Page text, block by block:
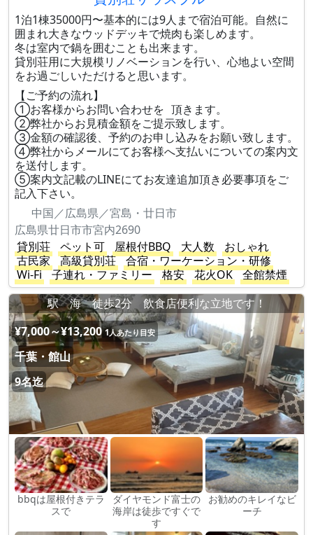
1泊1棟35000円〜基本的には9人まで宿泊可能。自然に
囲まれ大きなウッドデッキで焼肉も楽しめます。
冬は室内で鍋を囲むことも出来ます。
貸別荘用に大規模リノベーションを行い、心地よい空間
をお過ごしいただけると思います。
【ご予約の流れ】
①お客様からお問い合わせを 頂きます。
②弊社からお見積金額をご提示致します。
③金額の確認後、予約のお申し込みをお願い致します。
④弊社からメールにてお客様へ支払いについての案内文
を送付します。
⑤案内文記載のLINEにてお友達追加頂き必要事項をご
記入下さい。
中国／広島県／宮島・廿日市
広島県廿日市市宮内2690
貸別荘
ペット可 屋根付BBQ 大人数
おしゃれ
古民家
高級貸別荘
合宿・ワーケーション・研修
Wi-Fi
子連れ・ファミリー 格安 花火OK
全館禁煙
駅 海 徒歩2分 飲食店便利な立地です！
¥7,000～¥13,200 1人あたり目安
千葉・館山
9名迄
bbqは屋根付きテラ
スで
ダイヤモンド富士の
海岸は徒歩ですぐで
す
お勧めのキレイなビ
ーチ